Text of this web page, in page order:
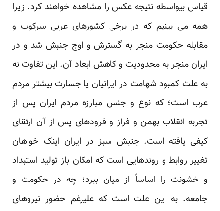
قیاس بیواسطه نتیجه عکس را مشاهده خواهند کرد. زیرا
همه می بینیم که در برخی کشورهای عربی سرکوب و
مقابله حکومت منجر به گسترش و اوج جنبش شد و در
ایران منجر به محدودیت و کاهش ابعاد آن. این تفاوت نه
به علت کمبود شهامت در ایرانیان یا جسارت بیشتر مردم
عرب است؛ که نوع و جنس مبارزه مردم ایران پس از
تجربه انقلاب بهمن و فراز و فرودهای پس از آن ارتقای
کیفی یافته است. جنبش سبز در ایران اینک خواهان
تغییر روابط و روندهایی است که امکان باز تولید استبداد
و خشونت را اساساً از میان ببرد؛ چه در حکومت و
جامعه. به این علت است که علیرغم حضور نیروهای